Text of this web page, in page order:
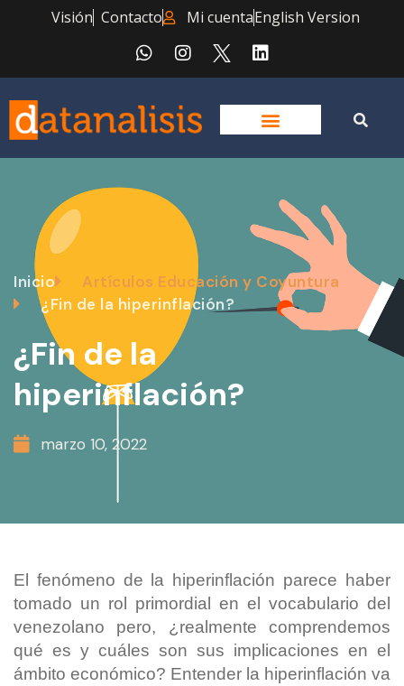
Visión Contacto Mi cuentaEnglish Version
Inicio
Artículos Educación y Coyuntura
¿Fin de la hiperinflación?
¿Fin de la
hiperinflación?
marzo 10, 2022
El fenómeno de la hiperinflación parece haber
tomado un rol primordial en el vocabulario del
venezolano pero, ¿realmente comprendemos
qué es y cuáles son sus implicaciones en el
ámbito económico? Entender la hiperinflación va